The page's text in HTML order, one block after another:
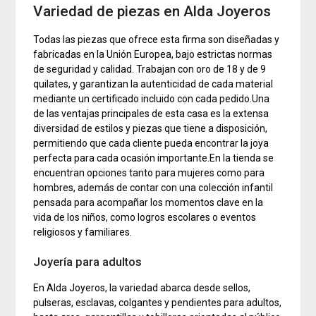
Variedad de piezas en Alda Joyeros
Todas las piezas que ofrece esta firma son diseñadas y
fabricadas en la Unión Europea, bajo estrictas normas
de seguridad y calidad. Trabajan con oro de 18 y de 9
quilates, y garantizan la autenticidad de cada material
mediante un certificado incluido con cada pedido.Una
de las ventajas principales de esta casa es la extensa
diversidad de estilos y piezas que tiene a disposición,
permitiendo que cada cliente pueda encontrar la joya
perfecta para cada ocasión importante.En la tienda se
encuentran opciones tanto para mujeres como para
hombres, además de contar con una colección infantil
pensada para acompañar los momentos clave en la
vida de los niños, como logros escolares o eventos
religiosos y familiares.
Joyería para adultos
En Alda Joyeros, la variedad abarca desde sellos,
pulseras, esclavas, colgantes y pendientes para adultos,